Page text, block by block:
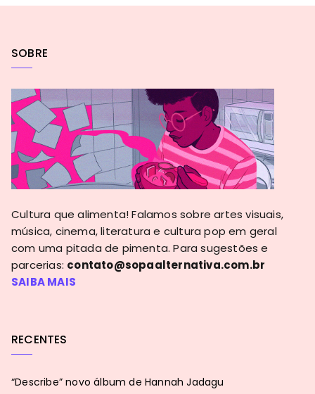
SOBRE
Cultura que alimenta! Falamos sobre artes visuais,
música, cinema, literatura e cultura pop em geral
com uma pitada de pimenta. Para sugestões e
parcerias: contato@sopaalternativa.com.br
SAIBA MAIS
RECENTES
“Describe” novo álbum de Hannah Jadagu